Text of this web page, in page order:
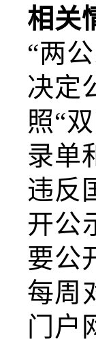
相关
“两
决定
照“
录单
违反
开公
要公
每周
门户